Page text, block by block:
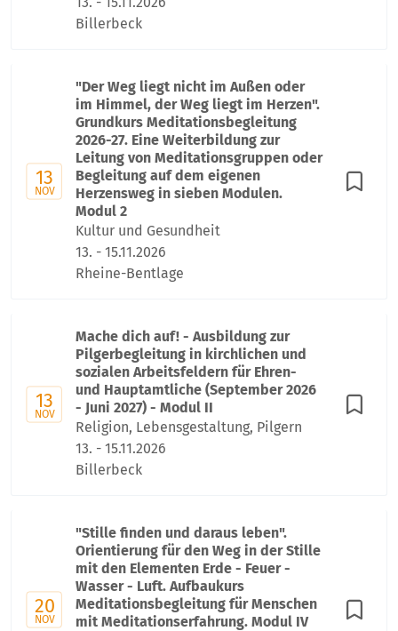
Billerbeck
13
NOV
"Der Weg liegt nicht im Außen oder
im Himmel, der Weg liegt im Herzen".
Grundkurs Meditationsbegleitung
2026-27. Eine Weiterbildung zur
Leitung von Meditationsgruppen oder
Begleitung auf dem eigenen
Herzensweg in sieben Modulen.
Modul 2
Kultur und Gesundheit
13. - 15.11.2026
Rheine-Bentlage
13
NOV
Mache dich auf! - Ausbildung zur
Pilgerbegleitung in kirchlichen und
sozialen Arbeitsfeldern für Ehren-
und Hauptamtliche (September 2026
- Juni 2027) - Modul II
Religion, Lebensgestaltung, Pilgern
13. - 15.11.2026
Billerbeck
20
NOV
"Stille finden und daraus leben".
Orientierung für den Weg in der Stille
mit den Elementen Erde - Feuer -
Wasser - Luft. Aufbaukurs
Meditationsbegleitung für Menschen
mit Meditationserfahrung. Modul IV